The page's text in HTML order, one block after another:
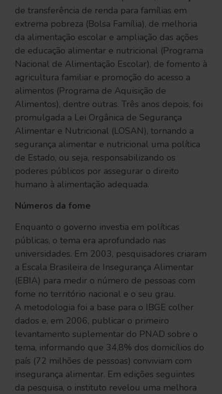
de transferência de renda para famílias em
extrema pobreza (Bolsa Família), de melhoria
da alimentação escolar e ampliação das ações
de educação alimentar e nutricional (Programa
Nacional de Alimentação Escolar), de fomento à
agricultura familiar e promoção do acesso a
alimentos (Programa de Aquisição de
Alimentos), dentre outras. Três anos depois, foi
promulgada a Lei Orgânica de Segurança
Alimentar e Nutricional (LOSAN), tornando a
segurança alimentar e nutricional uma política
de Estado, ou seja, responsabilizando os
poderes públicos por assegurar o direito
humano à alimentação adequada.
Números da fome
Enquanto o governo investia em políticas
públicas, o tema era aprofundado nas
universidades. Em 2003, pesquisadores criaram
a Escala Brasileira de Insegurança Alimentar
(EBIA) para medir o número de pessoas com
fome no território nacional e o seu grau.
A metodologia foi a base para o IBGE colher
dados e, em 2006, publicar o primeiro
levantamento suplementar do PNAD sobre o
tema, informando que 34,8% dos domicílios do
país (72 milhões de pessoas) conviviam com
insegurança alimentar. Em edições seguintes
da pesquisa, o instituto revelou uma melhora